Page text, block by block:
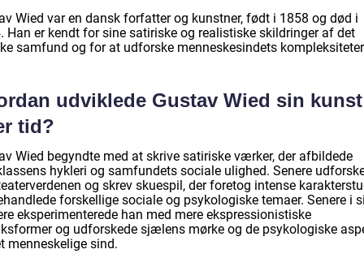
Wied var en dansk forfatter og kunstner, født i 1858 og død i
Han er kendt for sine satiriske og realistiske skildringer af det
samfund og for at udforske menneskesindets
udviklede Gustav Wied sin kunst
tid?
Wied begyndte med at skrive satiriske værker, der afbildede
hykleri og samfundets sociale ulighed. Senere
og skrev skuespil, der foretog intense
forskellige sociale og psykologiske temaer. Senere i
eksperimenterede han med mere ekspressionistiske
og udforskede sjælens mørke og de psykologiske
menneskelige sind.